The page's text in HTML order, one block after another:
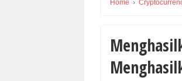
Home ›